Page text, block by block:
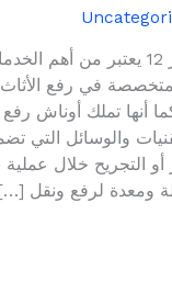
ونش رفع اثاث دور 12 يعتبر من
في رفع
أنها تملك أوناش
والوسائل التي
التجريح خلال عملية
ومعدة لرفع ونقل